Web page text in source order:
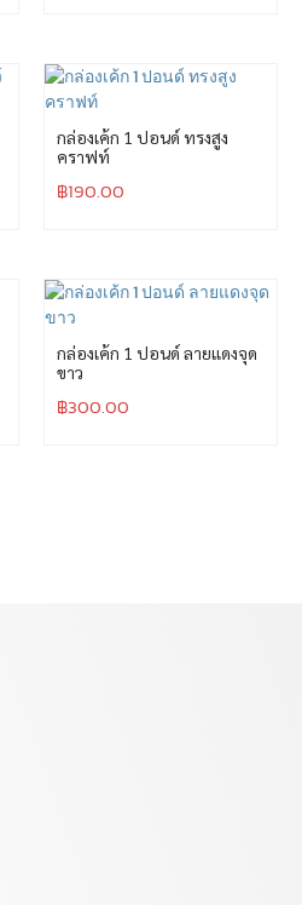
กล่องเค้ก 1 ปอนด์ ทรงสูง
คราฟท์
฿190.00
กล่องเค้ก 1 ปอนด์ ลายแดงจุด
ขาว
฿300.00